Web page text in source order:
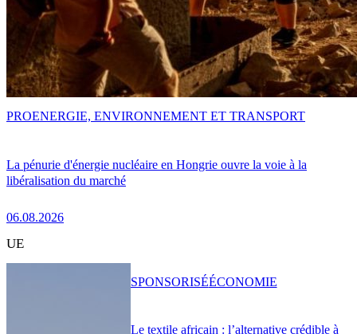
La pénurie d'énergie nucléaire en Hongrie ouvre la voie à la
libéralisation du marché
06.08.2026
PROENERGIE, ENVIRONNEMENT ET TRANSPORT
UE
Le textile africain : l’alternative crédible à
SPONSORISÉÉCONOMIE